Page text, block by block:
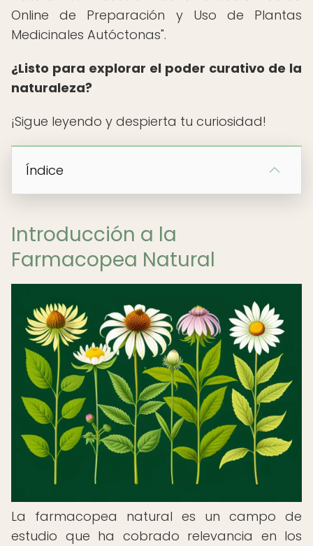
Online de Preparación y Uso de Plantas
Medicinales Autóctonas".
¿Listo para explorar el poder curativo de la
naturaleza?
¡Sigue leyendo y despierta tu curiosidad!
Índice
Introducción a la
Farmacopea Natural
La farmacopea natural es un campo de
estudio que ha cobrado relevancia en los